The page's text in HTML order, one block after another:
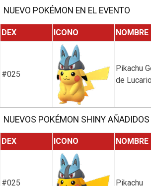
NUEVO POKÉMON EN EL EVENTO
DEX ICONO NOMBRE
#025
Pikachu
de
NUEVOS POKÉMON SHINY AÑADIDOS
DEX ICONO NOMBRE
#025 Pikachu